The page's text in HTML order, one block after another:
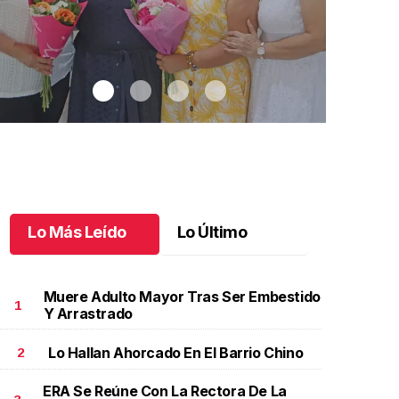
en educación especial .Una
en educación especial
Santiago cumplió 3 años
Lo Más Leído Lo Último
1
Muere Adulto Mayor Tras Ser Embestido
Y Arrastrado
2 Lo Hallan Ahorcado En El Barrio Chino
ERA Se Reúne Con La Rectora De La